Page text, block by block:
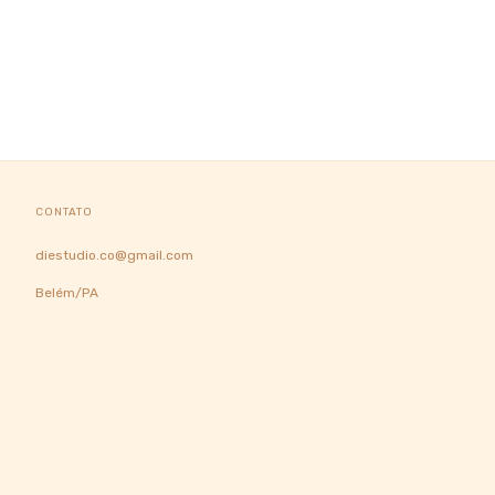
CONTATO
diestudio.co@gmail.com
Belém/PA